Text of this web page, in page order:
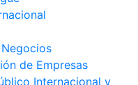
de Empresas
Internacional y